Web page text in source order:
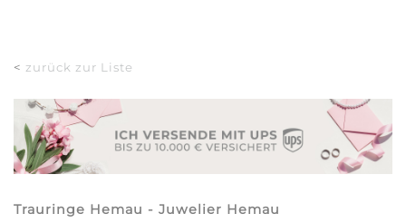
< zurück zur Liste
Trauringe Hemau - Juwelier Hemau